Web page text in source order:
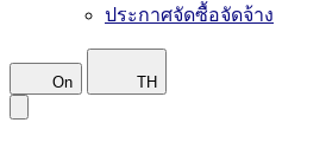
ประกาศจัดซื้อจัดจ้าง
On TH